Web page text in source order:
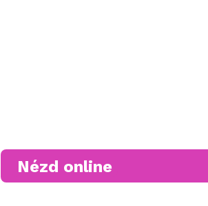
Nézd online